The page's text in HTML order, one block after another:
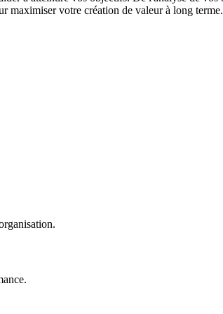
maximiser votre création de valeur à long terme.